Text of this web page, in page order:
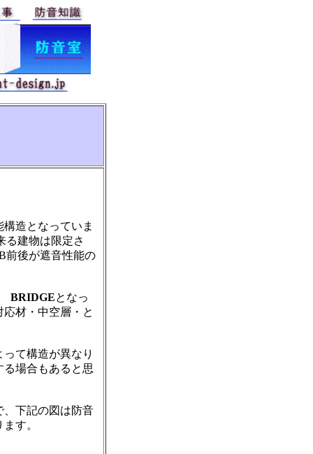
造となっていま
る建物は限定さ
前後が遮音性能の
BRIDGEとなっ
材・中空層・と
て構造が異なり
場合もあると思
、下記の図は防音
す。